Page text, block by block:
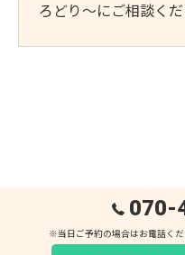
ろどり～にご相談くだ
070-